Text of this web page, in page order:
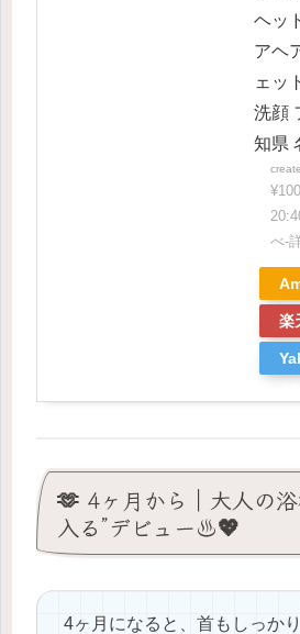
ヘッ
アヘ
ェッ
洗顔
知県
べ-
楽
🫶 4ヶ月から｜大人の
入る”デビュー♨️💖
4ヶ月になると、首もしっか